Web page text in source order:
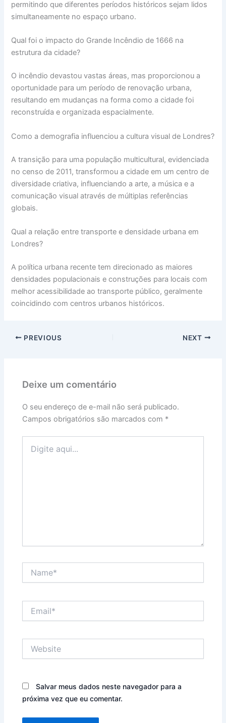
permitindo que diferentes períodos históricos sejam lidos
simultaneamente no espaço urbano.
Qual foi o impacto do Grande Incêndio de 1666 na
estrutura da cidade?
O incêndio devastou vastas áreas, mas proporcionou a
oportunidade para um período de renovação urbana,
resultando em mudanças na forma como a cidade foi
reconstruída e organizada espacialmente.
Como a demografia influenciou a cultura visual de Londres?
A transição para uma população multicultural, evidenciada
no censo de 2011, transformou a cidade em um centro de
diversidade criativa, influenciando a arte, a música e a
comunicação visual através de múltiplas referências
globais.
Qual a relação entre transporte e densidade urbana em
Londres?
A política urbana recente tem direcionado as maiores
densidades populacionais e construções para locais com
melhor acessibilidade ao transporte público, geralmente
coincidindo com centros urbanos históricos.
PREVIOUS NEXT
Deixe um comentário
O seu endereço de e-mail não será publicado.
Campos obrigatórios são marcados com *
aqui...
Salvar meus dados neste navegador para a
próxima vez que eu comentar.